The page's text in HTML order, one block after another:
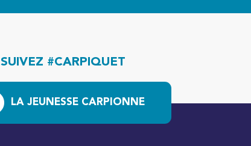
SUIVEZ #CARPIQUET
LA JEUNESSE CARPIONNE